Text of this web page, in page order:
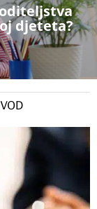
djeteta?